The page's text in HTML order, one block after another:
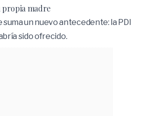
propia madre
un nuevo antecedente: la PDI
sido ofrecido.